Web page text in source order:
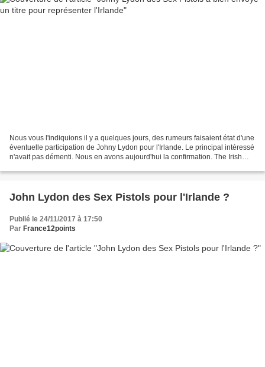
Nous vous l'indiquions il y a quelques jours, des rumeurs faisaient état d'une
éventuelle participation de Johny Lydon pour l'Irlande. Le principal intéressé
n'avait pas démenti. Nous en avons aujourd'hui la confirmation. The Irish
John Lydon des Sex Pistols pour l'Irlande ?
Publié le 24/11/2017 à 17:50
Par France12points